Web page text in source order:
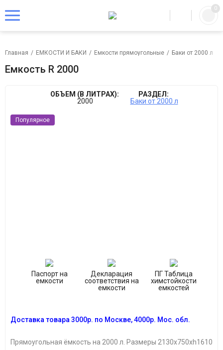
0
Главная / ЕМКОСТИ И БАКИ / Емкости прямоугольные / Баки от 2000 л
Емкость R 2000
ОБЪЕМ (В ЛИТРАХ):
2000
РАЗДЕЛ:
Баки от 2000 л
Популярное
Паспорт на
емкости
Декларация
соответствия на
емкости
ПГ Таблица
химстойкости
емкостей
Доставка товара 3000р. по Москве, 4000р. Мос. обл.
Прямоугольная ёмкость на 2000 л. Размеры 2130х750хh1610